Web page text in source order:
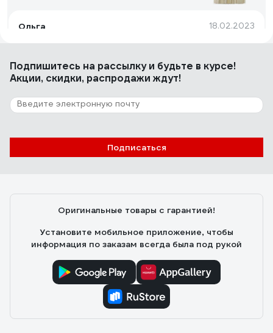
Ольга 18.02.2023
Цена/качество
1 отзыв
Отзыв о Шпажки для канапе МУЛЬТИДОМ
Шпага набор 20 шт, длина 70 мм МТ76-74
Подпишитесь на рассылкуи будьте в курсе!
Акции, скидки, распродажи ждут!
Подписаться
Оригинальные товары с гарантией!
Установите мобильное приложение, чтобы
информация по заказам всегда была под рукой